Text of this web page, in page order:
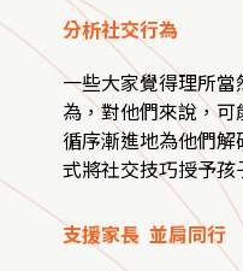
分析社交行為
一些大家覺得理所
為，對他們來說，
循序漸進地為他們
式將社交技巧授予孩
支援家長 並肩同行